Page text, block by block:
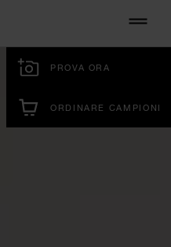
PROVA ORA
ORDINARE CAMPIONI